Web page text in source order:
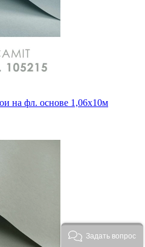
на фл. основе 1,06х10м
Задать вопрос